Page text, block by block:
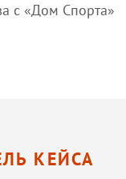
с «Дом Спорта»
КЕЙСА